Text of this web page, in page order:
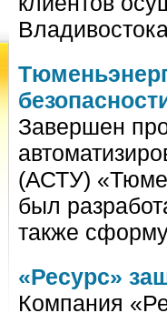
Завершен
(АСТУ)
был
также
«Ресурс»
Компания